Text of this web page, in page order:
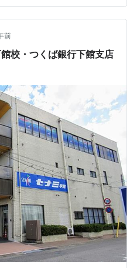
こにはかつて堺屋旅館があ
貸しビル業に転換したのだ
近づいてみるとこのような
前支店」と読める状態で残
年まで常陽銀行…
前
校・つくば銀行下館支店